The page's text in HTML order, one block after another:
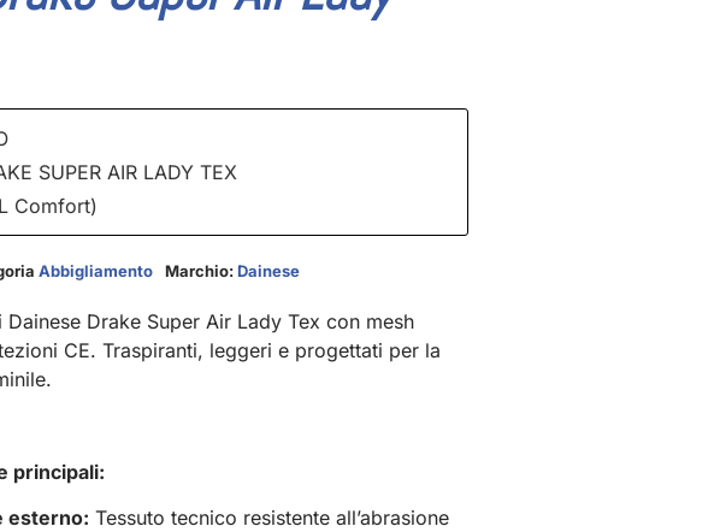
SUPER AIR LADY TEX
Comfort)
Abbigliamento Marchio:Dainese
Dainese Drake Super Air Lady Tex con mesh
CE. Traspiranti, leggeri e progettati per la
principali:
esterno: Tessuto tecnico resistente all’abrasione